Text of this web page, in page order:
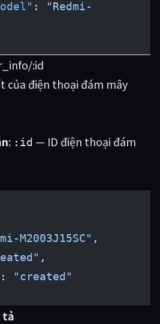
:
"Redmi-
:id
của điện thoại đám mây
: :id — ID điện thoại đám
M2003J15SC" ,
,
:
"created"
tả